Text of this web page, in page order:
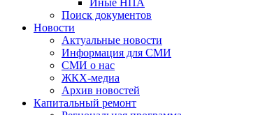
Иные НПА
Поиск документов
Новости
Актуальные новости
Информация для СМИ
СМИ о нас
ЖКХ-медиа
Архив новостей
Капитальный ремонт